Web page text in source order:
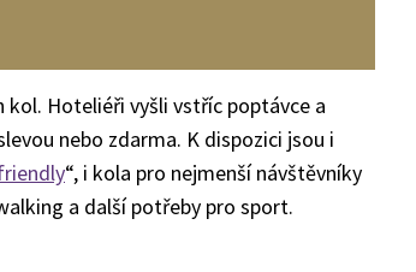
kol. Hoteliéři vyšli vstříc poptávce a
nebo zdarma. K dispozici jsou i
“, i kola pro nejmenší návštěvníky
a další potřeby pro sport.